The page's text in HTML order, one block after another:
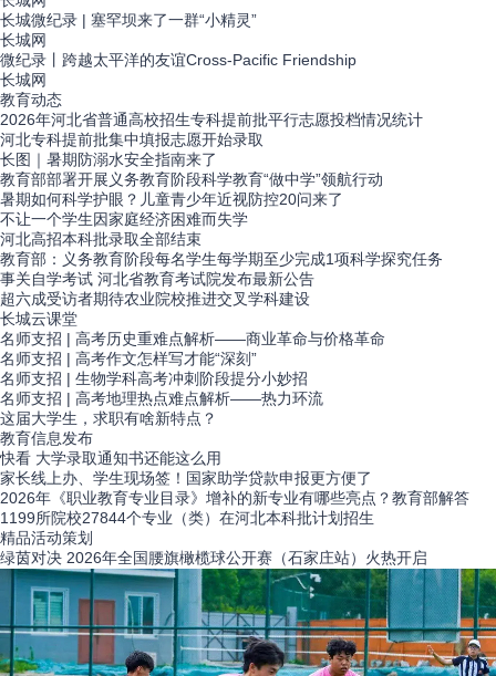
长城微纪录 | 塞罕坝来了一群“小精灵”
长城网
微纪录丨跨越太平洋的友谊Cross-Pacific Friendship
长城网
教育动态
2026年河北省普通高校招生专科提前批平行志愿投档情况统计
河北专科提前批集中填报志愿开始录取
长图｜暑期防溺水安全指南来了
教育部部署开展义务教育阶段科学教育“做中学”领航行动
暑期如何科学护眼？儿童青少年近视防控20问来了
不让一个学生因家庭经济困难而失学
河北高招本科批录取全部结束
教育部：义务教育阶段每名学生每学期至少完成1项科学探究任务
事关自学考试 河北省教育考试院发布最新公告
超六成受访者期待农业院校推进交叉学科建设
长城云课堂
名师支招 | 高考历史重难点解析——商业革命与价格革命
名师支招 | 高考作文怎样写才能“深刻”
名师支招 | 生物学科高考冲刺阶段提分小妙招
名师支招 | 高考地理热点难点解析——热力环流
这届大学生，求职有啥新特点？
教育信息发布
快看 大学录取通知书还能这么用
家长线上办、学生现场签！国家助学贷款申报更方便了
2026年《职业教育专业目录》增补的新专业有哪些亮点？教育部解答
1199所院校27844个专业（类）在河北本科批计划招生
精品活动策划
绿茵对决 2026年全国腰旗橄榄球公开赛（石家庄站）火热开启